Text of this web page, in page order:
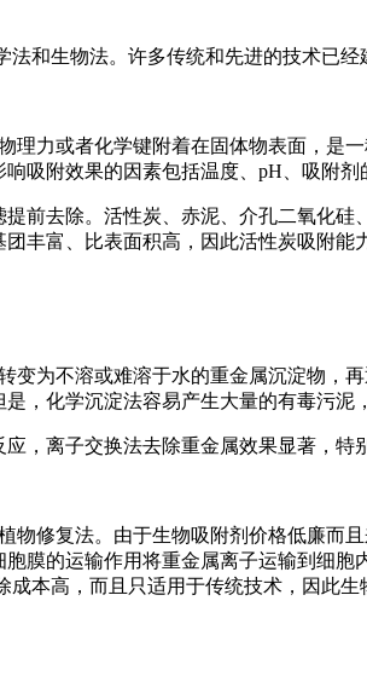
和生物法。许多传统和先进的技术已经
力或者化学键附着在固体物表面，是
吸附效果的因素包括温度、pH、吸附剂
前去除。活性炭、赤泥、介孔二氧化
丰富、比表面积高，因此活性炭吸附能
为不溶或难溶于水的重金属沉淀物，
，化学沉淀法容易产生大量的有毒污泥
，离子交换法去除重金属效果显著，特
修复法。由于生物吸附剂价格低廉而
膜的运输作用将重金属离子运输到细
本高，而且只适用于传统技术，因此生